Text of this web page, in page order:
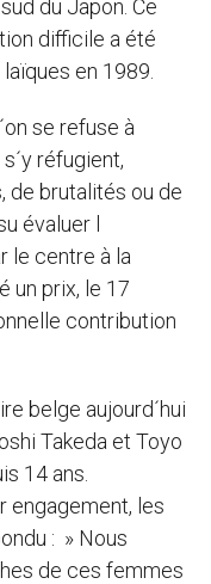
du Japon. Ce
difficile a été
en 1989.
se refuse à
réfugient,
de brutalités ou de
évaluer l
le centre à la
un prix, le 17
contribution
belge aujourd´hui
Takeda et Toyo
14 ans.
engagement, les
: » Nous
de ces femmes